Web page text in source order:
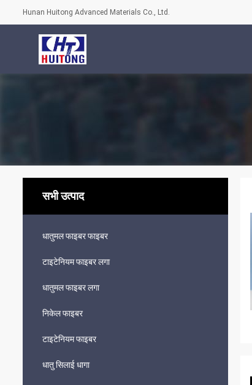
Hunan Huitong Advanced Materials Co., Ltd.
सभी उत्पाद
धातुमल फाइबर फाइबर
टाइटेनियम फाइबर लगा
धातुमल फाइबर लगा
निकेल फाइबर
टाइटेनियम फाइबर
धातु सिलाई धागा